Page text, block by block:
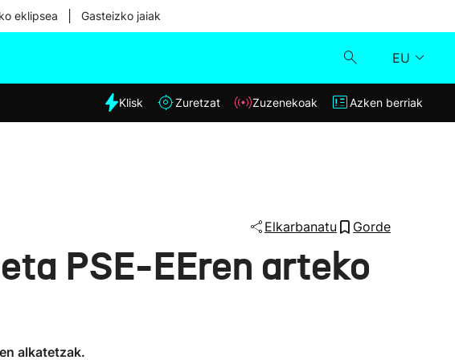
eklipsea Gasteizko jaiak
EU
Eguraldia
Klisk
Azken berriak
Klisk Zuretzat Zuzenekoak Azken berriak
Elkarbanatu Gorde
PSE-EEren arteko
alkatetzak.